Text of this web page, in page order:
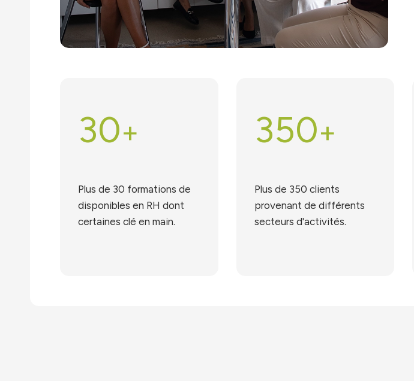
30+
Plus de 30 formations de
disponibles en RH dont
certaines clé en main.
350+
Plus de 350 clients
provenant de différents
secteurs d'activités.